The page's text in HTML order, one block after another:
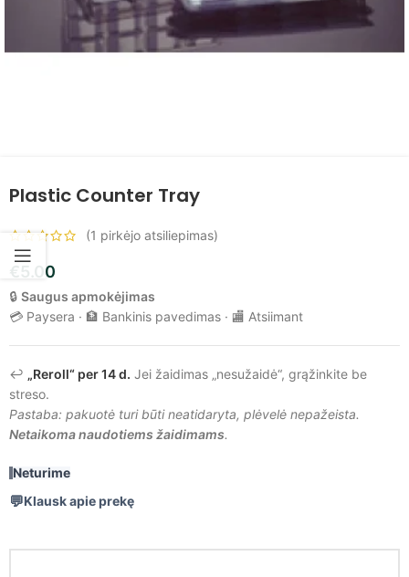
Plastic Counter Tray
(1 pirkėjo atsiliepimas)
€5.00
🔒 Saugus apmokėjimas
💳 Paysera · 🏦 Bankinis pavedimas · 🏬 Atsiimant
↩️ „Reroll“ per 14 d. Jei žaidimas „nesužaidė“, grąžinkite be
streso.
Pastaba: pakuotė turi būti neatidaryta, plėvelė nepažeista.
Netaikoma naudotiems žaidimams.
Neturime
Klausk apie prekę